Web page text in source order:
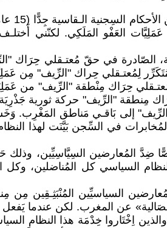
العَفْو المَلَكِي. لكنّني
لِمُعتـقلي حِراك "الرِّيف" مِن
حِرَاك مِنْطقة "الرِّيف" من
مِنطقة "الرِّيف" حركة ثورية
إلى بَاقـي مَناطق المَغْرِب.
في السِّجن بَيَّنَت لهذا
ضِدَّ المُعارضين السِيَّاسِيِّين،
السياسي كل المُناضلين، وكل
السياسيِّين المُنْبَثِـقِين
عن المغرب. لكن عندما
اِخْتَاروا خِدْمَة هذا النظام